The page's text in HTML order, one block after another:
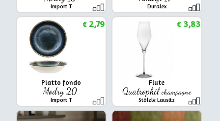
Import T Duralex
Piatto fondo
Modry 20
Import T
€2,79
Flute
Quatrophilchampagne
Stölzle Lausitz
€3,83